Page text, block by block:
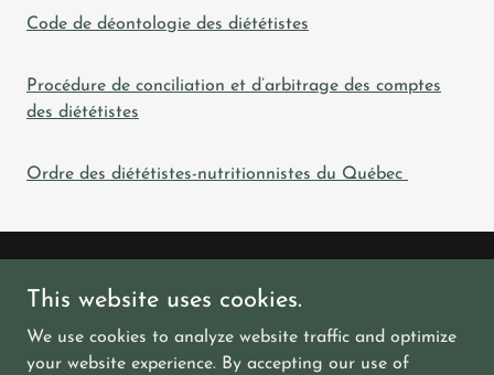
Code de déontologie des diététistes
Procédure de conciliation et d’arbitrage des comptes
des diététistes
Ordre des diététistes-nutritionnistes du Québec
Copyright © 2024 Joanie Séguin -Nutrition S - Tous
This website uses cookies.
We use cookies to analyze website traffic and optimize
your website experience. By accepting our use of